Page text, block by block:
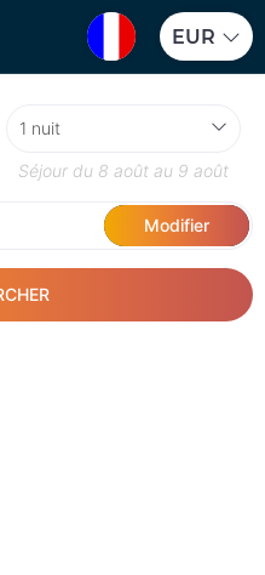
EUR
Séjour du 8 août au 9 août
Modifier